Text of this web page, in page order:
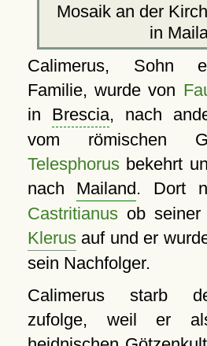
Mosaik an der
in
Calimerus, Sohn
Familie, wurde von
in Brescia, nach
vom römischen
Telesphorusbekehrt
nach Mailand. Dort
Castritianusob seiner
Klerusauf und er
sein Nachfolger.
Calimerus starb
zufolge, weil er